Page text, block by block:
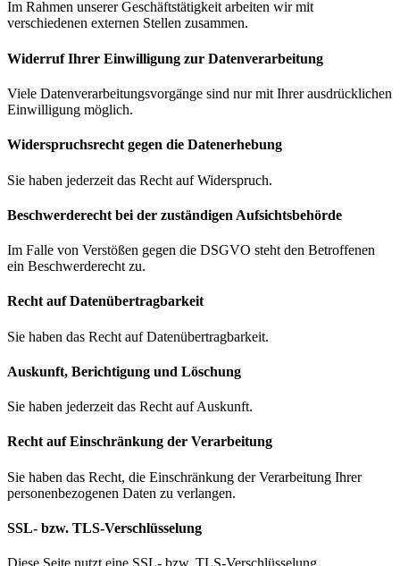
Im Rahmen unserer Geschäftstätigkeit arbeiten wir mit
verschiedenen externen Stellen zusammen.
Widerruf Ihrer Einwilligung zur Datenverarbeitung
Viele Datenverarbeitungsvorgänge sind nur mit Ihrer ausdrücklichen
Einwilligung möglich.
Widerspruchsrecht gegen die Datenerhebung
Sie haben jederzeit das Recht auf Widerspruch.
Beschwerde­recht bei der zuständigen Aufsichts­behörde
Im Falle von Verstößen gegen die DSGVO steht den Betroffenen
ein Beschwerderecht zu.
Recht auf Daten­übertrag­barkeit
Sie haben das Recht auf Datenübertragbarkeit.
Auskunft, Berichtigung und Löschung
Sie haben jederzeit das Recht auf Auskunft.
Recht auf Einschränkung der Verarbeitung
Sie haben das Recht, die Einschränkung der Verarbeitung Ihrer
personenbezogenen Daten zu verlangen.
SSL- bzw. TLS-Verschlüsselung